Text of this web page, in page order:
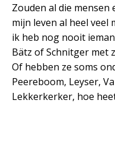
Zouden al die mensen
mijn leven al heel veel
ik heb nog nooit
Bätz of Schnitger met
Of hebben ze soms
Peereboom, Leyser,
Lekkerkerker, hoe